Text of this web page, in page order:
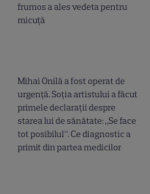
frumos a ales vedeta pentru
micuță
Mihai Onilă a fost operat de
urgență. Soția artistului a făcut
primele declarații despre
starea lui de sănătate: „Se face
tot posibilul”. Ce diagnostic a
primit din partea medicilor